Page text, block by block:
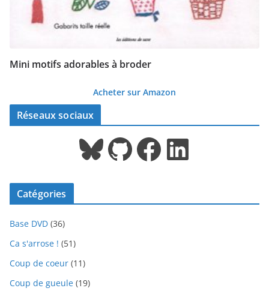
Mini motifs adorables à broder
Acheter sur Amazon
Réseaux sociaux
Bluesky GitHub Facebook LinkedIn
Catégories
Base DVD (36)
Ca s'arrose ! (51)
Coup de coeur (11)
Coup de gueule (19)